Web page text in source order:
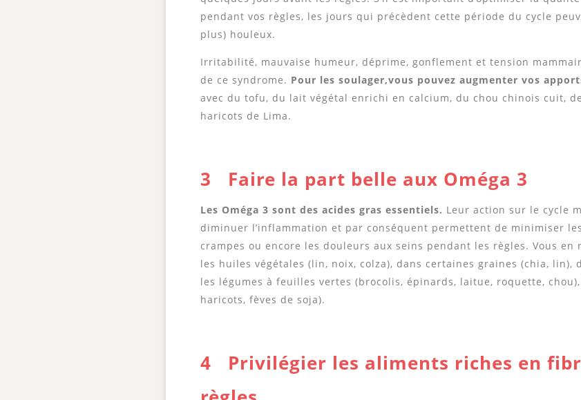
pendant vos règles, les jours qui précèdent cette période du cycle
plus) houleux.
Irritabilité, mauvaise humeur, déprime, gonflement et tension
de ce syndrome. Pour les soulager,vous pouvez augmenter vos
avec du tofu, du lait végétal enrichi en calcium, du chou chinois cuit,
haricots de Lima.
3 Faire la part belle aux Oméga 3
Les Oméga 3 sont des acides gras essentiels. Leur action sur le cycle
diminuer l’inflammation et par conséquent permettent de minimiser
crampes ou encore les douleurs aux seins pendant les règles. Vous en
les huiles végétales (lin, noix, colza), dans certaines graines (chia, lin),
les légumes à feuilles vertes (brocolis, épinards, laitue, roquette,
haricots, fèves de soja).
4 Privilégier les aliments riches en